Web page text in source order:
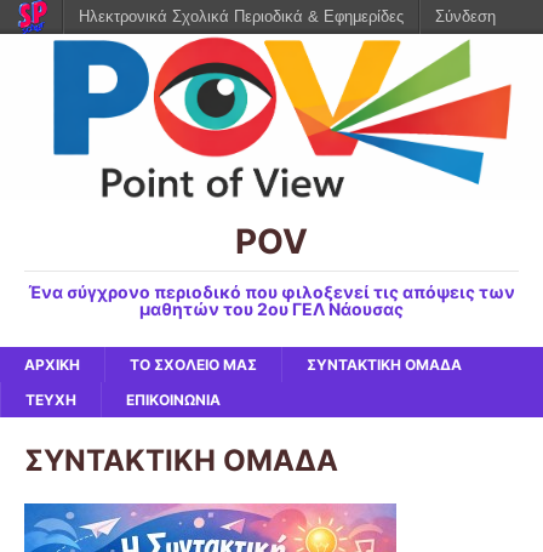
POV
Ένα σύγχρονο περιοδικό που φιλοξενεί τις απόψεις των
μαθητών του 2ου ΓΕΛ Νάουσας
ΑΡΧΙΚΗ ΤΟ ΣΧΟΛΕΙΟ ΜΑΣ
ΣΥΝΤΑΚΤΙΚΗ ΟΜΑΔΑ
ΤΕΥΧΗ
ΕΠΙΚΟΙΝΩΝΙΑ
ΣΥΝΤΑΚΤΙΚΗ ΟΜΑΔΑ
Ηλεκτρονικά Σχολικά Περιοδικά & Εφημερίδες Σύνδεση